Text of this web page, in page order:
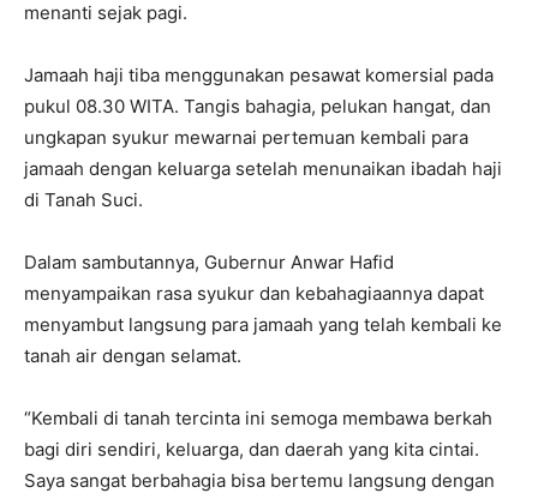
menanti sejak pagi.
Jamaah haji tiba menggunakan pesawat komersial pada
pukul 08.30 WITA. Tangis bahagia, pelukan hangat, dan
ungkapan syukur mewarnai pertemuan kembali para
jamaah dengan keluarga setelah menunaikan ibadah haji
di Tanah Suci.
Dalam sambutannya, Gubernur Anwar Hafid
menyampaikan rasa syukur dan kebahagiaannya dapat
menyambut langsung para jamaah yang telah kembali ke
tanah air dengan selamat.
“Kembali di tanah tercinta ini semoga membawa berkah
bagi diri sendiri, keluarga, dan daerah yang kita cintai.
Saya sangat berbahagia bisa bertemu langsung dengan